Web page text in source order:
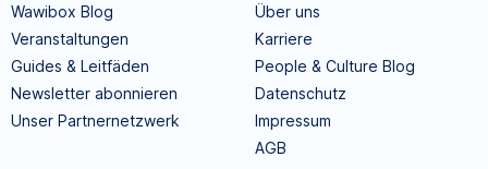
Wawibox Blog
Veranstaltungen
Guides & Leitfäden
Newsletter abonnieren
Unser Partnernetzwerk
Über uns
Karriere
People & Culture Blog
Datenschutz
Impressum
AGB